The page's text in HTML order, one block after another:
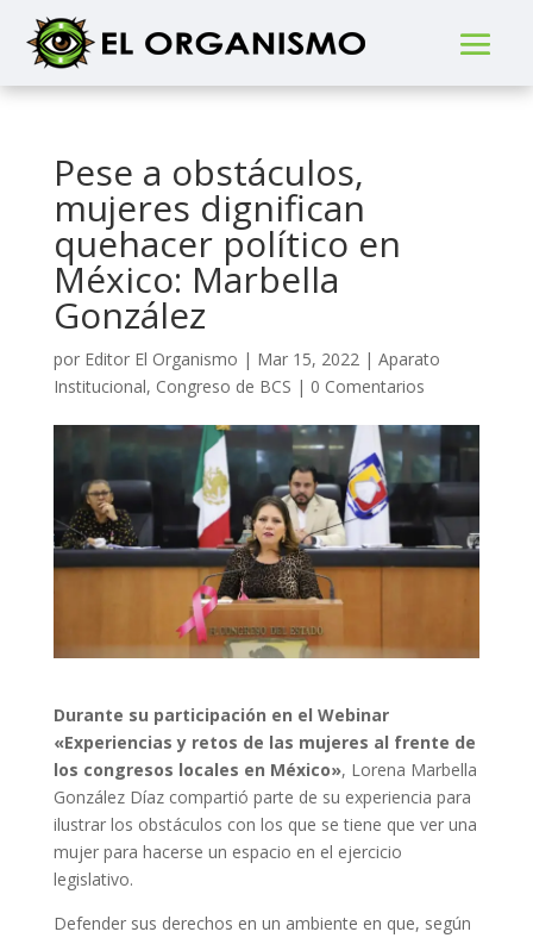
Pese a obstáculos,
mujeres dignifican
quehacer político en
México: Marbella
González
por Editor El Organismo | Mar 15, 2022| Aparato
Institucional, Congreso de BCS | 0 Comentarios
Durante su participación en el Webinar
«Experiencias y retos de las mujeres al frente de
los congresos locales en México», Lorena Marbella
González Díaz compartió parte de su experiencia para
ilustrar los obstáculos con los que se tiene que ver una
mujer para hacerse un espacio en el ejercicio
legislativo.
Defender sus derechos en un ambiente en que, según